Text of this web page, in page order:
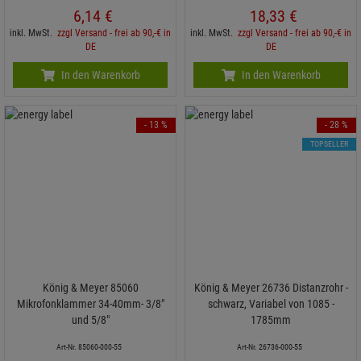
6,14 €
inkl. MwSt. zzgl Versand - frei ab 90,-€ in
DE
In den Warenkorb
18,33 €
inkl. MwSt. zzgl Versand - frei ab 90,-€ in
DE
In den Warenkorb
König & Meyer 85060
Mikrofonklammer 34-40mm- 3/8"
und 5/8"
Art-Nr. 85060-000-55
- 13 %
König & Meyer 26736 Distanzrohr -
schwarz, Variabel von 1085 -
1785mm
Art-Nr. 26736-000-55
- 28 %
TOPSELLER